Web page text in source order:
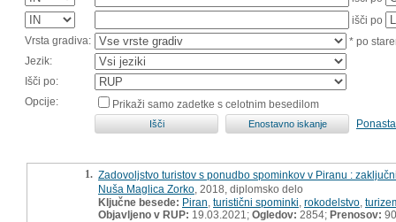
išči po
Vrsta gradiva:
* po
Jezik:
Išči po:
Opcije:
Prikaži samo zadetke s celotnim besedilom
1. Zadovoljstvo turistov s ponudbo spominkov v Piranu :
Nuša Maglica Zorko , 2018, diplomsko delo
Ključne besede: Piran turistični spominki rokodelstvo
Objavljeno v RUP: 19.03.2021; Ogledov: 2854; Prenosov: 90